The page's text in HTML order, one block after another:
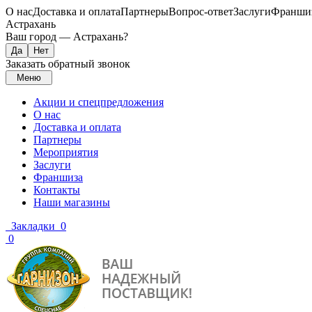
О насДоставка и оплатаПартнерыВопрос-ответЗаслуги
Астрахань
Ваш город — Астрахань?
Заказать обратный звонок
Меню
Акции и спецпредложения
О нас
Доставка и оплата
Партнеры
Мероприятия
Заслуги
Франшиза
Контакты
Наши магазины
Закладки 0
0